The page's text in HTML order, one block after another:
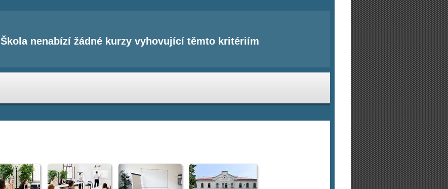
Škola nenabízí žádné kurzy vyhovující těmto kritériím